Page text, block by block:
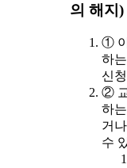
의 해지)
①
하
신
②
하
거
수